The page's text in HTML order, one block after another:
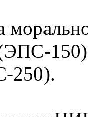
250).